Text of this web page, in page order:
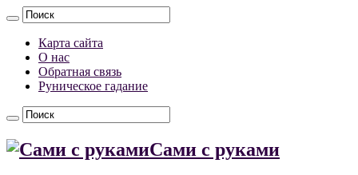
Карта сайта
О нас
Обратная связь
Руническое гадание
Сами с руками